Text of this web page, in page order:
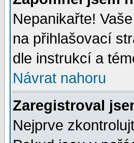
Nepanikařte!
na přihlašovací
dle instrukcí a
Návrat nahoru
Zaregistroval
Nejprve